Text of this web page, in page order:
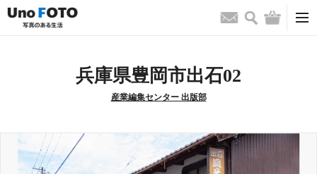
お問い合わせ
検索 バッグ
兵庫県豊岡市出石02
産業編集センター 出版部